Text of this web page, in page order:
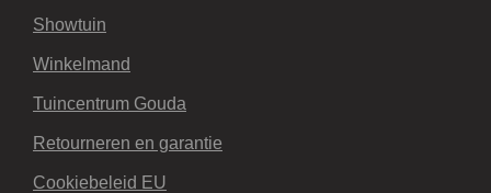
Showtuin
Winkelmand
Tuincentrum Gouda
Retourneren en garantie
Cookiebeleid EU